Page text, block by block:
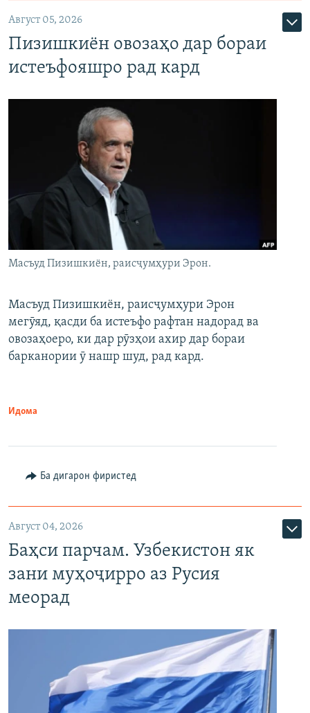
Август 05, 2026
Пизишкиён овозаҳо дар бораи
истеъфояшро рад кард
Масъуд Пизишкиён, раисҷумҳури Эрон.
Масъуд Пизишкиён, раисҷумҳури Эрон
мегӯяд, қасди ба истеъфо рафтан надорад ва
овозаҳоеро, ки дар рӯзҳои ахир дар бораи
барканории ӯ нашр шуд, рад кард.
Идома
Ба дигарон фиристед
Август 04, 2026
Баҳси парчам. Узбекистон як
зани муҳоҷирро аз Русия
меорад